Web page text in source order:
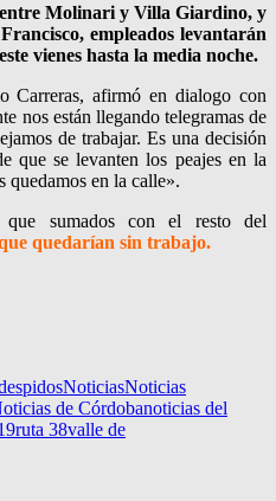
Molinari y Villa Giardino, y
empleados levantarán
vienes hasta la media noche.
Carreras, afirmó en dialogo con
nos están llegando telegramas de
de trabajar. Es una decisión
que se levanten los peajes en la
quedamos en la calle».
que sumados con el resto del
quedarían sin trabajo.
NoticiasNoticias
de Córdobanoticias del
ruta 38valle de